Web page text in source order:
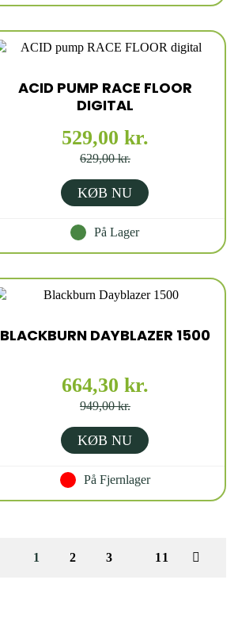
ACID PUMP RACE FLOOR
DIGITAL
529,00 kr.
629,00 kr.
KØB NU
På Lager
BLACKBURN DAYBLAZER 1500
664,30 kr.
949,00 kr.
KØB NU
På Fjernlager
1 2 3 11